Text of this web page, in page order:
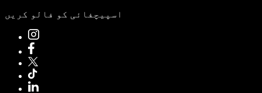
اسپیچفائی کو فالو کریں